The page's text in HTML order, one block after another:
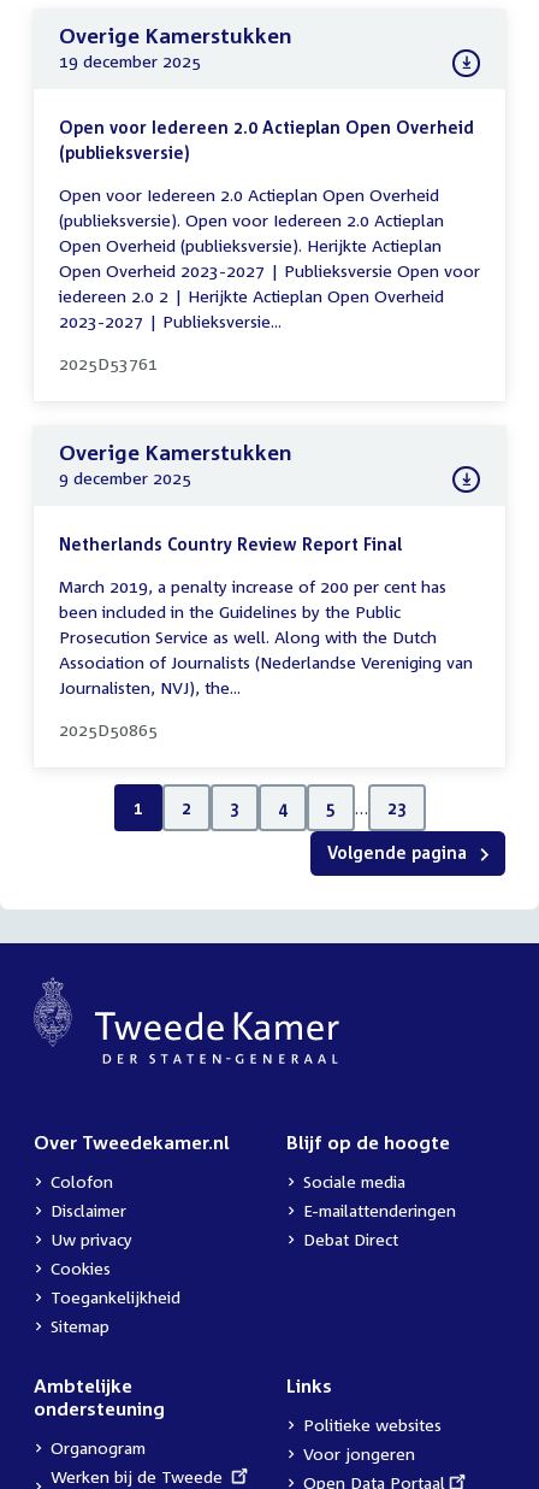
Overige Kamerstukken
19 december 2025
Open voor Iedereen 2.0 Actieplan Open Overheid
(publieksversie)
Open voor Iedereen 2.0 Actieplan Open Overheid
(publieksversie). Open voor Iedereen 2.0 Actieplan
Open Overheid (publieksversie). Herijkte Actieplan
Open Overheid 2023-2027 | Publieksversie Open voor
iedereen 2.0 2 | Herijkte Actieplan Open Overheid
2023-2027 | Publieksversie...
2025D53761
Overige Kamerstukken
9 december 2025
Netherlands Country Review Report Final
March 2019, a penalty increase of 200 per cent has
been included in the Guidelines by the Public
Prosecution Service as well. Along with the Dutch
Association of Journalists (Nederlandse Vereniging van
Journalisten, NVJ), the...
2025D50865
1 2 3 4 5 … 23
Volgende pagina
Over Tweedekamer.nl
Colofon
Disclaimer
Uw privacy
Cookies
Toegankelijkheid
Sitemap
Blijf op de hoogte
Sociale media
E-mailattenderingen
Debat Direct
Ambtelijke
ondersteuning
Organogram
External
Werken bij de Tweede
Links
Politieke websites
Voor jongeren
External
Open Data Portaal